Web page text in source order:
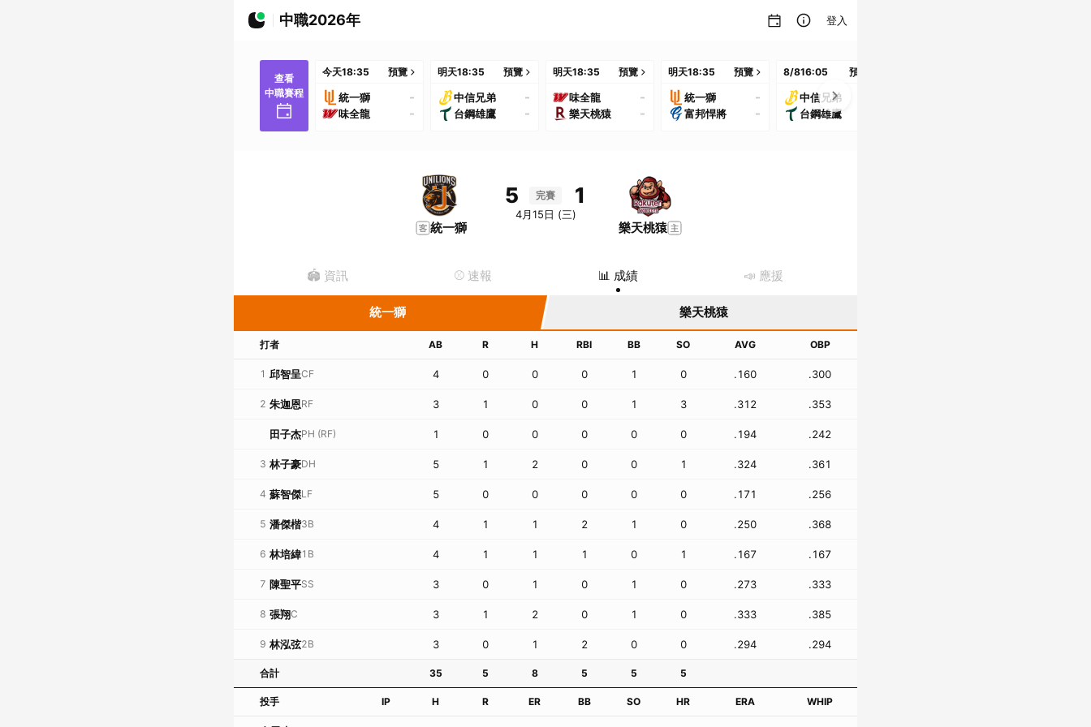
中職2026年 登入
查看
中職賽程
今天18:35 預覽
統一獅 -
味全龍 -
明天18:35 預覽
中信兄弟 -
台鋼雄鷹 -
明天18:35 預覽
味全龍 -
樂天桃猿 -
明天18:35 預覽
統一獅 -
富邦悍將 -
8/816:05 預覽
中信兄弟
台鋼雄鷹
統一獅
5 完賽 1
4月15日 (三)
樂天桃猿
🏟️ 資訊 ⚾️ 速報 📊 成績 📣 應援
統一獅 樂天桃猿
打者 AB R H RBI BB SO AVG OBP
1 邱智呈CF 4 0 0 0 1 0 .160 .300
2 朱迦恩RF 3 1 0 0 1 3 .312 .353
田子杰PH (RF) 1 0 0 0 0 0 .194 .242
3 林子豪DH 5 1 2 0 0 1 .324 .361
4 蘇智傑LF 5 0 0 0 0 0 .171 .256
5 潘傑楷3B 4 1 1 2 1 0 .250 .368
6 林培緯1B 4 1 1 1 0 1 .167 .167
7 陳聖平SS 3 0 1 0 1 0 .273 .333
8 張翔C 3 1 2 0 1 0 .333 .385
9 林泓弦2B 3 0 1 2 0 0 .294 .294
合計 35 5 8 5 5 5
投手 IP H R ER BB SO HR ERA WHIP
取消